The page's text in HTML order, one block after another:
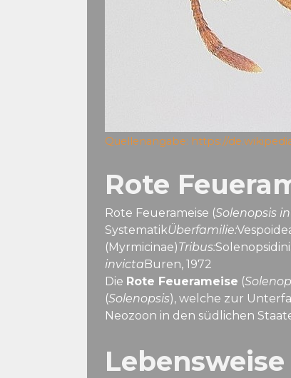
Quellenangabe: https://
Rote
Rote Feuerameise (Solenopsis
SystematikÜberfamilie:
(Myrmicinae)Tribus:Solenopsidini
invictaBuren, 1972
Die Rote Feuerameise (
(Solenopsis), welche zur
Neozoon in den südlichen
Lebensweise